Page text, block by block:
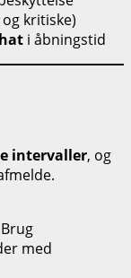
kritiske)
i åbningstid
intervaller, og
med